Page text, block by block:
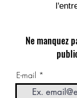
Ne manquez
E-mail